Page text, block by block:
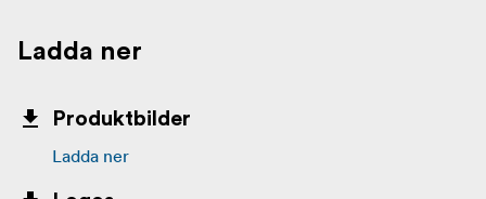
Ladda ner
Produktbilder
Ladda ner